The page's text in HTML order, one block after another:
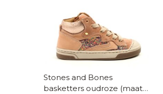
Stones and Bones
basketters oudroze (maat